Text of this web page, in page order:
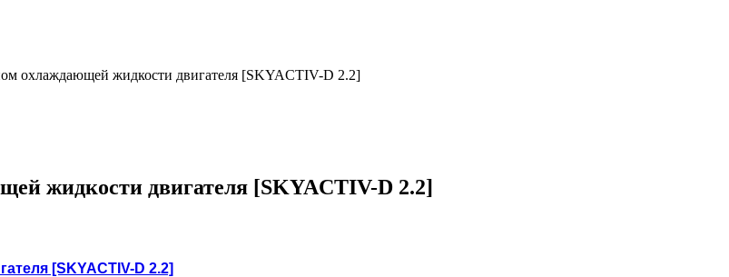
охлаждающей жидкости двигателя [SKYACTIV-D 2.2]
жидкости двигателя [SKYACTIV-D 2.2]
[SKYACTIV-D 2.2]